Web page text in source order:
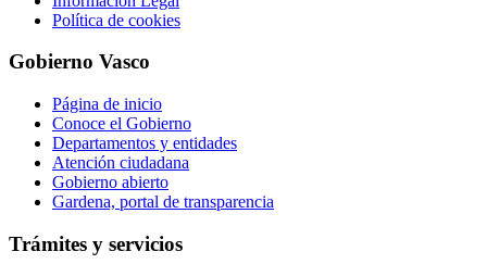
Política de cookies
Gobierno Vasco
Página de inicio
Conoce el Gobierno
Departamentos y entidades
Atención ciudadana
Gobierno abierto
Gardena, portal de transparencia
Trámites y servicios